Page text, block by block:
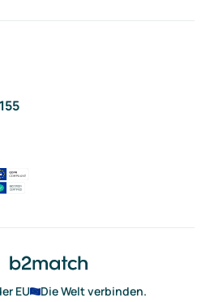
EU
Die Welt verbinden.